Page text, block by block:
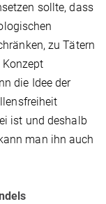
sollte, dass
zu Tätern
die Idee der
ist und deshalb
man ihn auch